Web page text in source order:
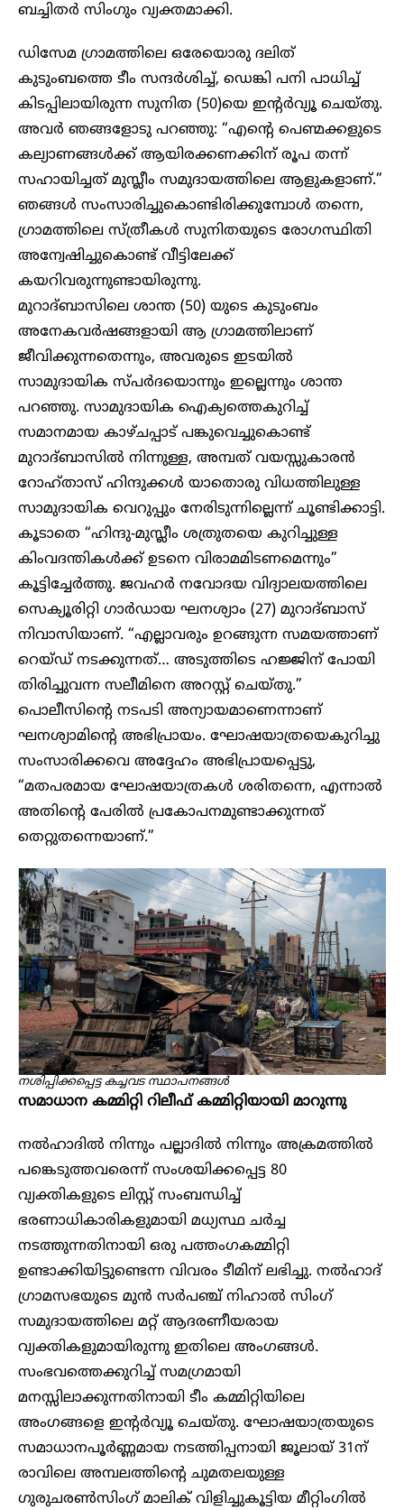
ബച്ചിതർ സിംഗും വ്യക്തമാക്കി.
ഡിസേമ ഗ്രാമത്തിലെ ഒരേയൊരു ദലിത്
കുടുംബത്തെ ടീം സന്ദർശിച്ച്, ഡെങ്കി പനി പാധിച്ച്
കിടപ്പിലായിരുന്ന സുനിത (50)യെ ഇന്റർവ്യൂ ചെയ്തു.
അവർ ഞങ്ങളോടു പറഞ്ഞു: “എന്റെ പെണ്മക്കളുടെ
കല്യാണങ്ങൾക്ക് ആയിരക്കണക്കിന് രൂപ തന്ന്
സഹായിച്ചത് മുസ്ലീം സമുദായത്തിലെ ആളുകളാണ്.”
ഞങ്ങൾ സംസാരിച്ചുകൊണ്ടിരിക്കുമ്പോൾ തന്നെ,
ഗ്രാമത്തിലെ സ്ത്രീകൾ സുനിതയുടെ രോഗസ്ഥിതി
അന്വേഷിച്ചുകൊണ്ട് വീട്ടിലേക്ക്
കയറിവരുന്നുണ്ടായിരുന്നു.
മുറാദ്ബാസിലെ ശാന്ത (50) യുടെ കുടുംബം
അനേകവർഷങ്ങളായി ആ ഗ്രാമത്തിലാണ്
ജീവിക്കുന്നതെന്നും, അവരുടെ ഇടയിൽ
സാമുദായിക സ്പർദയൊന്നും ഇല്ലെന്നും ശാന്ത
പറഞ്ഞു. സാമുദായിക ഐക്യത്തെകുറിച്ച്
സമാനമായ കാഴ്ചപ്പാട് പങ്കുവെച്ചുകൊണ്ട്
മുറാദ്ബാസിൽ നിന്നുള്ള, അമ്പത് വയസ്സുകാരൻ
റോഹ്താസ് ഹിന്ദുക്കൾ യാതൊരു വിധത്തിലുള്ള
സാമുദായിക വെറുപ്പും നേരിടുന്നില്ലെന്ന് ചൂണ്ടിക്കാട്ടി.
കൂടാതെ “ഹിന്ദു-മുസ്ലീം ശത്രുതയെ കുറിച്ചുള്ള
കിംവദന്തികൾക്ക് ഉടനെ വിരാമമിടണമെന്നും”
കൂട്ടിച്ചേർത്തു. ജവഹർ നവോദയ വിദ്യാലയത്തിലെ
സെക്യൂരിറ്റി ഗാർഡായ ഘനശ്യാം (27) മുറാദ്ബാസ്
നിവാസിയാണ്. “എല്ലാവരും ഉറങ്ങുന്ന സമയത്താണ്
റെയ്ഡ് നടക്കുന്നത്… അടുത്തിടെ ഹജ്ജിന് പോയി
തിരിച്ചുവന്ന സലീമിനെ അറസ്റ്റ് ചെയ്തു.”
പൊലീസിന്റെ നടപടി അന്യായമാണെന്നാണ്
ഘനശ്യാമിന്റെ അഭിപ്രായം. ഘോഷയാത്രയെകുറിച്ചു
സംസാരിക്കവെ അദ്ദേഹം അഭിപ്രായപ്പെട്ടു,
“മതപരമായ ഘോഷയാത്രകൾ ശരിതന്നെ, എന്നാൽ
അതിന്റെ പേരിൽ പ്രകോപനമുണ്ടാക്കുന്നത്
തെറ്റുതന്നെയാണ്.”
നശിപ്പിക്കപ്പെട്ട കച്ചവട സ്ഥാപനങ്ങൾ
സമാധാന കമ്മിറ്റി റിലീഫ് കമ്മിറ്റിയായി മാറുന്നു
നൽഹാദിൽ നിന്നും പല്ലാദിൽ നിന്നും അക്രമത്തിൽ
പങ്കെടുത്തവരെന്ന് സംശയിക്കപ്പെട്ട 80
വ്യക്തികളുടെ ലിസ്റ്റ് സംബന്ധിച്ച്
ഭരണാധികാരികളുമായി മധ്യസ്ഥ ചർച്ച
നടത്തുന്നതിനായി ഒരു പത്തംഗകമ്മിറ്റി
ഉണ്ടാക്കിയിട്ടുണ്ടെന്ന വിവരം ടീമിന് ലഭിച്ചു. നൽഹാദ്
ഗ്രാമസഭയുടെ മുൻ സർപഞ്ച് നിഹാൽ സിംഗ്
സമുദായത്തിലെ മറ്റ് ആദരണീയരായ
വ്യക്തികളുമായിരുന്നു ഇതിലെ അംഗങ്ങൾ.
സംഭവത്തെക്കുറിച്ച് സമഗ്രമായി
മനസ്സിലാക്കുന്നതിനായി ടീം കമ്മിറ്റിയിലെ
അംഗങ്ങളെ ഇന്റർവ്യൂ ചെയ്തു. ഘോഷയാത്രയുടെ
സമാധാനപൂർണ്ണമായ നടത്തിപ്പനായി ജൂലായ് 31ന്
രാവിലെ അമ്പലത്തിന്റെ ചുമതലയുള്ള ​
ഗുരുചരൺസിംഗ് മാലിക് വിളിച്ചുകൂട്ടിയ മീറ്റിംഗിൽ